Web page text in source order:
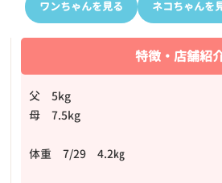
ワンちゃんを見る ネコちゃんを
特徴・店舗紹
父 5kg
母 7.5kg
体重 7/29 4.2㎏